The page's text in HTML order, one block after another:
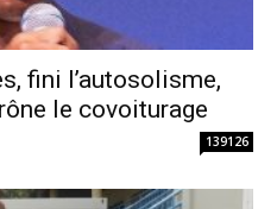
fini l’autosolisme,
le covoiturage
139126